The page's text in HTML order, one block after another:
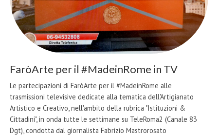
FaròArte per il #MadeinRome in TV
Le partecipazioni di FaròArte per il #MadeinRome alle
trasmissioni televisive dedicate alla tematica dell'Artigianato
Artistico e Creativo, nell'ambito della rubrica "Istituzioni &
Cittadini", in onda tutte le settimane su TeleRoma2 (Canale 83
Dgt), condotta dal giornalista Fabrizio Mastrorosato